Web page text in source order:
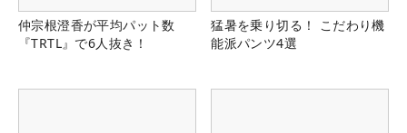
仲宗根澄香が平均パット数
『TRTL』で6人抜き！
猛暑を乗り切る！ こだわり機
能派パンツ4選